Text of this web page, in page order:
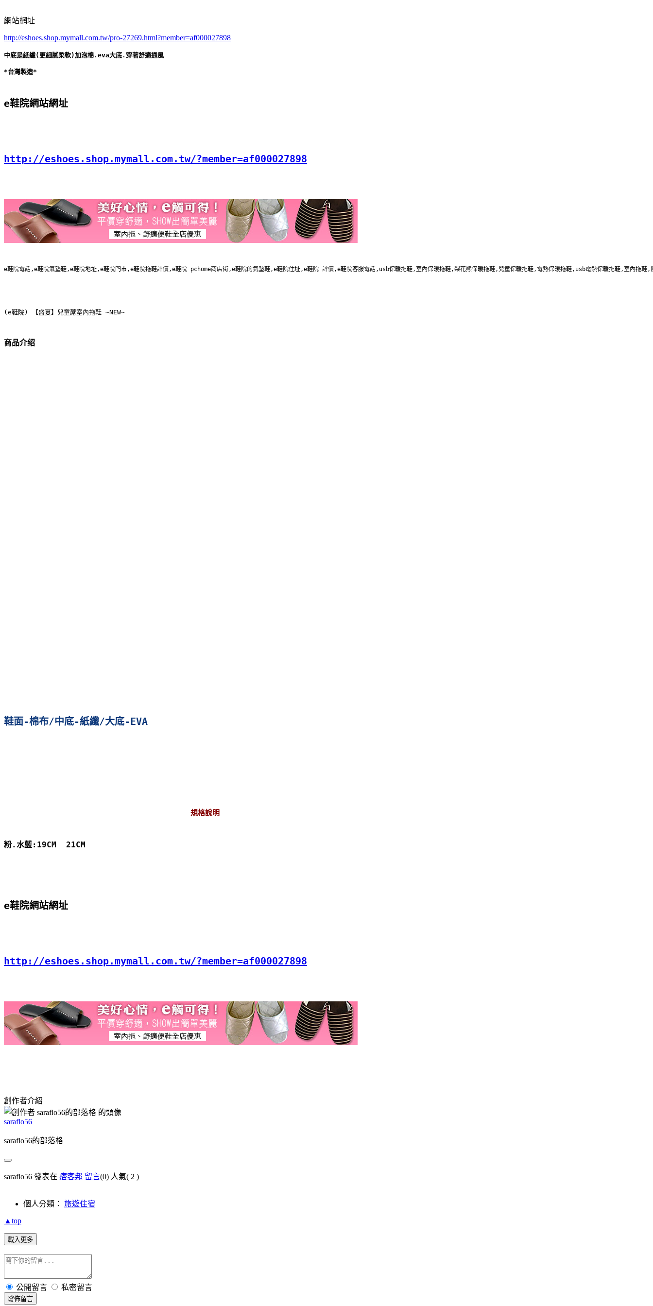
網站網址
http://eshoes.shop.mymall.com.tw/pro-27269.html?member=af000027898
中底是紙纖(更細膩柔軟)加泡棉.eva大底.穿著舒適通風
e鞋院網站網址
http://eshoes.shop.mymall.com.tw/?member=af000027898
e鞋院電話,e鞋院氣墊鞋,e鞋院地址,e鞋院門市,e鞋院拖鞋評價,e鞋院 pchome商店街,e鞋院的氣墊鞋,e鞋院住址,e鞋院 評價,e鞋院客服電話,usb保暖拖鞋,室內保暖拖鞋,梨花熊保暖拖鞋,兒童保暖拖鞋,電熱保暖拖鞋,usb電熱保暖拖鞋,室內拖鞋
(e鞋院) 【盛夏】兒童蓆室內拖鞋 ~NEW~
商品介绍
鞋面-棉布/中底-紙纖/大底-EVA
規格說明
粉.水藍:19CM  21CM
e鞋院網站網址
http://eshoes.shop.mymall.com.tw/?member=af000027898
創作者介紹
saraflo56
saraflo56的部落格
saraflo56 發表在 痞客邦 留言(0) 人氣( 2 )
個人分類： 旅遊住宿
▲top
載入更多
公開留言 私密留言
發佈留言